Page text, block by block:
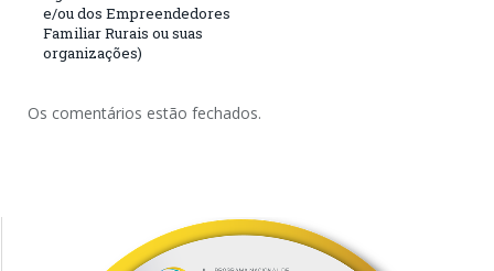
e/ou dos Empreendedores
Familiar Rurais ou suas
organizações)
Os comentários estão fechados.